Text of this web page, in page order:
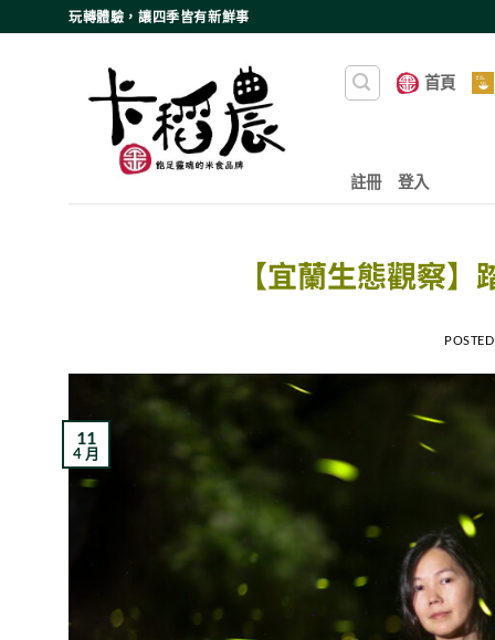
to
玩轉體驗，讓四季皆有新鮮事
首頁
註冊 登入
【宜蘭生態觀察
11
4 月